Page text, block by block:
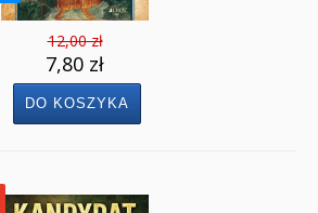
12,00 zł
7,80 zł